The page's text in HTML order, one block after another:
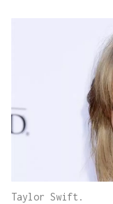
Taylor Swift.